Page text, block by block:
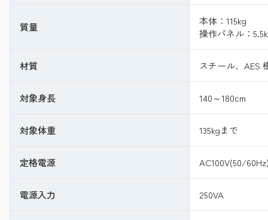
質量
本体：115kg
操作パネル：
材質 スチール、AES
対象身長 140～180cm
対象体重 135kgまで
定格電源 AC100V(50/
電源入力 250VA